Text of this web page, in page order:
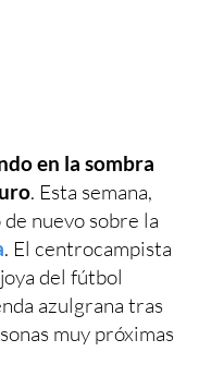
en la sombra
. Esta semana,
nuevo sobre la
. El centrocampista
del fútbol
azulgrana tras
muy próximas